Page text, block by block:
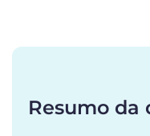
Resumo da